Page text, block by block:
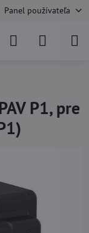
Panel používateľa
P1, pre